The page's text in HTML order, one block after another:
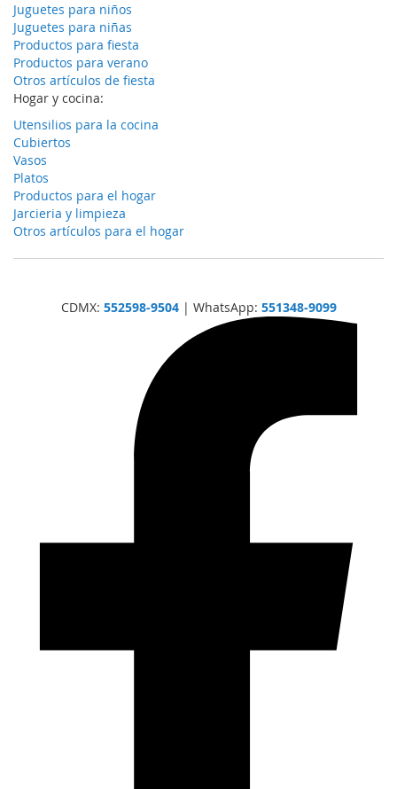
Juguetes para niños
Juguetes para niñas
Productos para fiesta
Productos para verano
Otros artículos de fiesta
Hogar y cocina:
Utensilios para la cocina
Cubiertos
Vasos
Platos
Productos para el hogar
Jarcieria y limpieza
Otros artículos para el hogar
CDMX: 552598-9504| WhatsApp: 551348-9099